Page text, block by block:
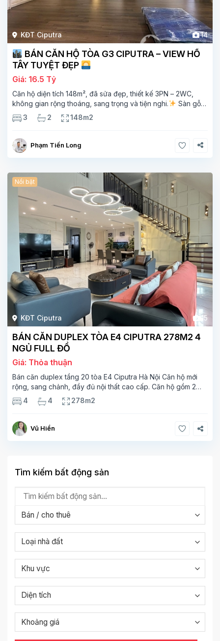
KĐT Ciputra 14
BÁN CĂN HỘ TÒA G3 CIPUTRA – VIEW HỒ
TÂY TUYỆT ĐẸP
Giá: 16.5 Tỷ
Căn hộ diện tích 148m², đã sửa đẹp, thiết kế 3PN – 2WC,
không gian rộng thoáng, sang trọng và tiện nghi.
Sàn gỗ
cao cấp, ánh sáng tự nhiên chan hòa, view hồ Tây đắt giá –
mang lại
3 2 148m2
Phạm Tiến Long
KĐT Ciputra 15
Nổi bật
BÁN CĂN DUPLEX TÒA E4 CIPUTRA 278M2 4
NGỦ FULL ĐỒ
Giá: Thỏa thuận
Bán căn duplex tầng 20 tòa E4 Ciputra Hà Nội Căn hộ mới
rộng, sang chảnh, đầy đủ nội thất cao cấp. Căn hộ gồm 2
tầng. Tầng 1 rộng 142m2 bao gồm phòng khách, phòng ăn,
phòng bếp, 2 phòng ngủ,
4 4 278m2
Vũ Hiền
Tìm kiếm bất động sản